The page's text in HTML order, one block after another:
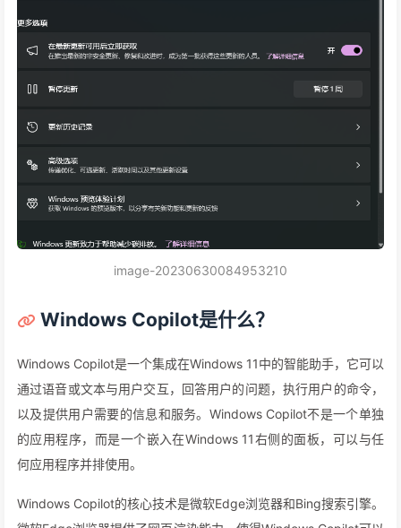
image-20230630084953210
Windows Copilot是什么？
Windows Copilot是一个集成在Windows 11中的智能助手，它可以
通过语音或文本与用户交互，回答用户的问题，执行用户的命令，
以及提供用户需要的信息和服务。Windows Copilot不是一个单独
的应用程序，而是一个嵌入在Windows 11右侧的面板，可以与任
何应用程序并排使用。
Windows Copilot的核心技术是微软Edge浏览器和Bing搜索引擎。